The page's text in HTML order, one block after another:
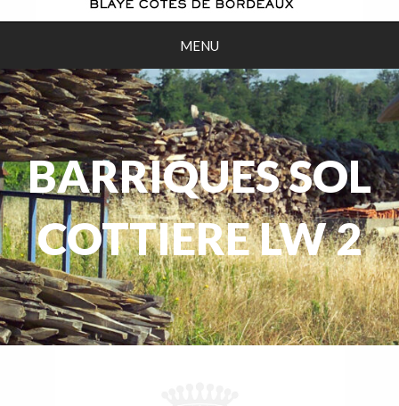
MENU
BARRIQUES SOL
COTTIERE LW 2